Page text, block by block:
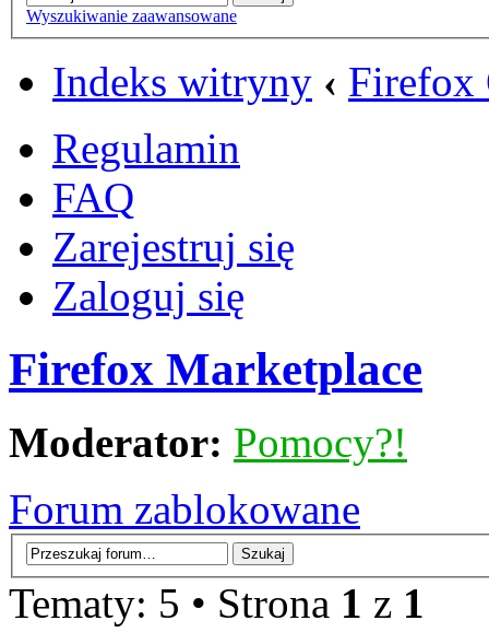
Wyszukiwanie zaawansowane
Indeks witryny ‹ Firefox
Regulamin
FAQ
Zarejestruj się
Zaloguj się
Firefox Marketplace
Moderator: Pomocy?!
Forum zablokowane
Tematy: 5 • Strona 1 z 1